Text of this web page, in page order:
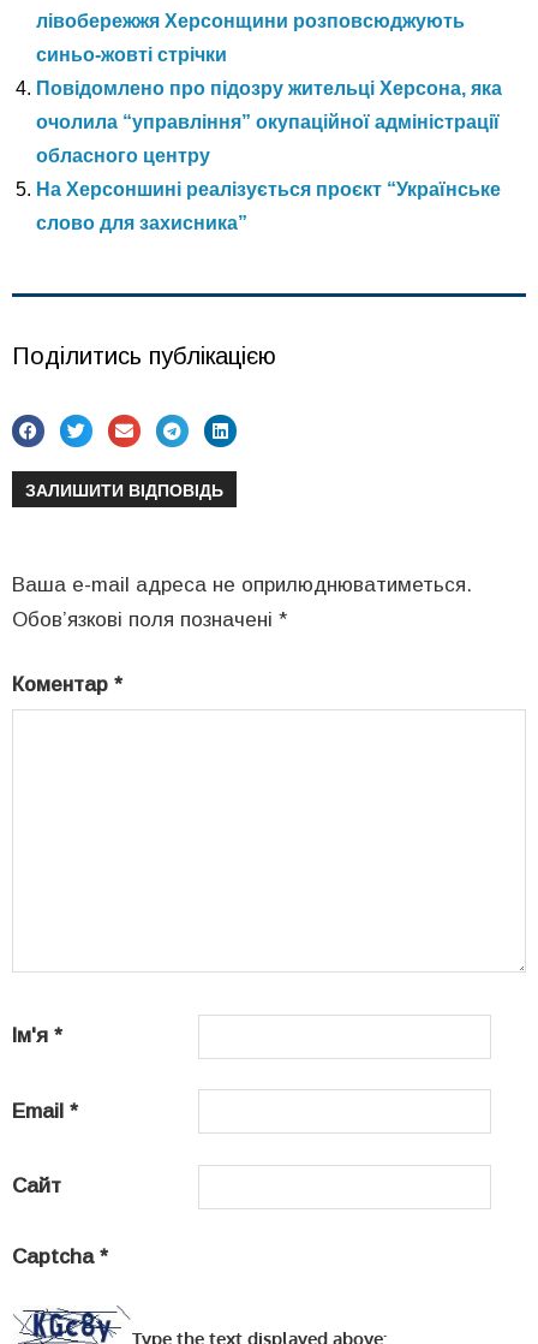
лівобережжя Херсонщини розповсюджують
синьо-жовті стрічки
Повідомлено про підозру жительці Херсона, яка
очолила “управління” окупаційної адміністрації
обласного центру
На Херсоншині реалізується проєкт “Українське
слово для захисника”
Поділитись публікацією
ЗАЛИШИТИ ВІДПОВІДЬ
Ваша e-mail адреса не оприлюднюватиметься.
Обов’язкові поля позначені *
Коментар *
Ім'я *
Email *
Сайт
Captcha *
Type the text displayed above: